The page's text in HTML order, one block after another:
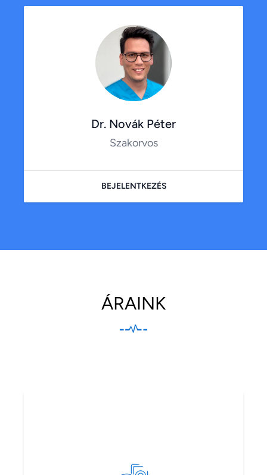
Dr. Novák Péter
Szakorvos
BEJELENTKEZÉS
ÁRAINK